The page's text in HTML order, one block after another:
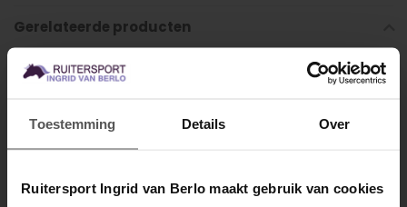
Toestemming Details Over
Ruitersport Ingrid van Berlo maakt gebruik van cookies
Gerelateerde producten